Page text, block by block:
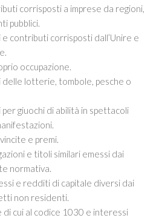
corrisposti a imprese da regioni,
pubblici.
contributi corrisposti dall’Unire e
occupazione.
lotterie, tombole, pesche o
giuochi di abilità in spettacoli
e premi.
e titoli similari emessi dai
normativa.
e redditi di capitale diversi dai
non residenti.
di cui al codice 1030 e interessi